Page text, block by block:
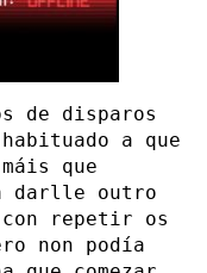
de disparos
a que
que
darlle outro
repetir os
non podía